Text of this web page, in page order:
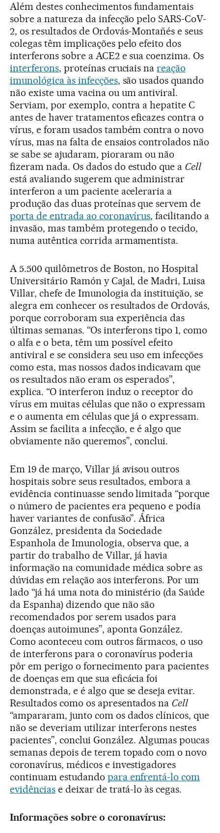
Além destes conhecimentos fundamentais
sobre a natureza da infecção pelo SARS-CoV-
2, os resultados de Ordovás-Montañés e seus
colegas têm implicações pelo efeito dos
interferons sobre a ACE2 e sua coenzima. Os
interferons, proteínas cruciais nareação
imunológica às infecções, são usados quando
não existe uma vacina ou um antiviral.
Serviam, por exemplo, contra a hepatite C
antes de haver tratamentos eficazes contra o
vírus, e foram usados também contra o novo
vírus, mas na falta de ensaios controlados não
se sabe se ajudaram, pioraram ou não
fizeram nada. Os dados do estudo que a Cell
está avaliando sugerem que administrar
interferon a um paciente aceleraria a
produção das duas proteínas que servem de
porta de entrada ao coronavírus, facilitando a
invasão, mas também protegendo o tecido,
numa autêntica corrida armamentista.
A 5.500 quilômetros de Boston, no Hospital
Universitário Ramón y Cajal, de Madri, Luisa
Villar, chefe de Imunologia da instituição, se
alegra em conhecer os resultados de Ordovás,
porque corroboram sua experiência das
últimas semanas. “Os interferons tipo 1, como
o alfa e o beta, têm um possível efeito
antiviral e se considera seu uso em infecções
como esta, mas nossos dados indicavam que
os resultados não eram os esperados”,
explica. “O interferon induz o receptor do
vírus em muitas células que não o expressam
e o aumenta em células que já o expressam.
Assim se facilita a infecção, e é algo que
obviamente não queremos”, conclui.
Em 19 de março, Villar já avisou outros
hospitais sobre seus resultados, embora a
evidência continuasse sendo limitada “porque
o número de pacientes era pequeno e podia
haver variantes de confusão”. África
González, presidenta da Sociedade
Espanhola de Imunologia, observa que, a
partir do trabalho de Villar, já havia
informação na comunidade médica sobre as
dúvidas em relação aos interferons. Por um
lado “já há uma nota do ministério (da Saúde
da Espanha) dizendo que não são
recomendados por serem usados para
doenças autoimunes”, aponta González.
Como aconteceu com outros fármacos, o uso
de interferons para o coronavírus poderia
pôr em perigo o fornecimento para pacientes
de doenças em que sua eficácia foi
demonstrada, e é algo que se deseja evitar.
Resultados como os apresentados na Cell
“ampararam, junto com os dados clínicos, que
não se deveriam utilizar interferons nestes
pacientes”, conclui González. Algumas poucas
semanas depois de terem topado com o novo
coronavírus, médicos e investigadores
continuam estudando para enfrentá-lo com
evidênciase deixar de tratá-lo às cegas.
Informações sobre o coronavírus: